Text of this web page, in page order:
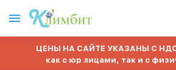
ЦЕНЫ НА САЙТЕ УКАЗАНЫ С
как с юр лицами, так и с